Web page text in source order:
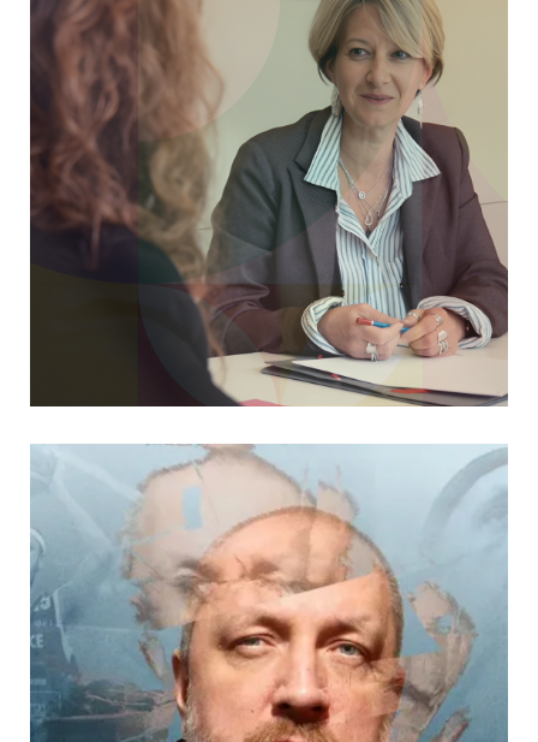
Ce qui nous engage #2 | Loyauté
Culture & Loisirs
Dans notre précédente publication, nous présentions la charte
managériale de l’Adapei de la Corrèze.Aujourd’hui, focus sur
le premier principe : la loyauté. La loyauté repose sur : Le
respect des personnes La transparence dans les décisions
L’équité dans le traitement...